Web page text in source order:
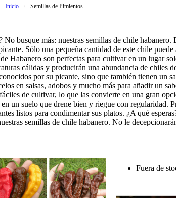
Inicio Semillas de Pimientos
busque más: nuestras semillas de chile habanero.
Sólo una pequeña cantidad de este chile
Habanero son perfectas para cultivar en un lugar
cálidas y producirán una abundancia de chiles
por su picante, sino que también tienen un
en salsas, adobos y mucho más para añadir un
de cultivar, lo que las convierte en una gran
un suelo que drene bien y riegue con regularidad.
listos para condimentar sus platos. ¿A qué
semillas de chile habanero. No le
Fuera de